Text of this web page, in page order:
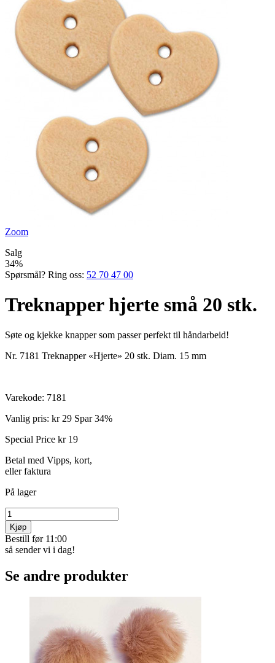
Zoom
Salg
34%
Spørsmål? Ring oss: 52 70 47 00
Treknapper hjerte små 20 stk.
Søte og kjekke knapper som passer perfekt til håndarbeid!
Nr. 7181 Treknapper «Hjerte» 20 stk. Diam. 15 mm
Varekode: 7181
Vanlig pris: kr 29 Spar 34%
Special Price kr 19
Betal med Vipps, kort,
eller faktura
På lager
Kjøp
Bestill før 11:00
så sender vi i dag!
Se andre produkter